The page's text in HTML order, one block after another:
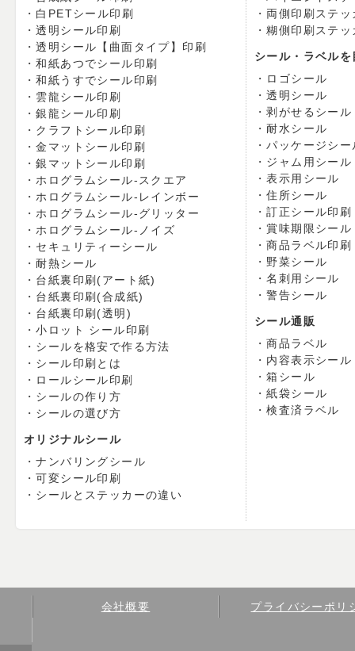
白PETシール印刷
透明シール印刷
透明シール【曲面タイプ】印刷
和紙あつでシール印刷
和紙うすでシール印刷
雲龍シール印刷
銀龍シール印刷
クラフトシール印刷
金マットシール印刷
銀マットシール印刷
ホログラムシール-スクエア
ホログラムシール-レインボー
ホログラムシール-グリッター
ホログラムシール-ノイズ
セキュリティーシール
耐熱シール
台紙裏印刷(アート紙)
台紙裏印刷(合成紙)
台紙裏印刷(透明)
小ロット シール印刷
シールを格安で作る方法
シール印刷とは
ロールシール印刷
シールの作り方
シールの選び方
オリジナルシール
ナンバリングシール
可変シール印刷
シールとステッカーの違い
両側印刷ステッ
糊側印刷ステッ
シール・ラベル
ロゴシール
透明シール
剥がせるシール
耐水シール
パッケージシー
ジャム用シール
表示用シール
住所シール
訂正シール印刷
賞味期限シール
商品ラベル印刷
野菜シール
名刺用シール
警告シール
シール通販
商品ラベル
内容表示シール
箱シール
紙袋シール
検査済ラベル
会社概要 プライバシーポリ